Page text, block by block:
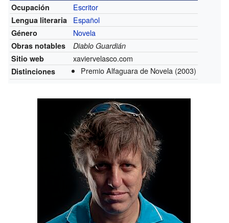
Ocupación
Escritor
Lengua literaria Español
Género Novela
Obras notables
Diablo Guardián
Sitio web
xaviervelasco.com
Distinciones Premio Alfaguara de Novela (2003)